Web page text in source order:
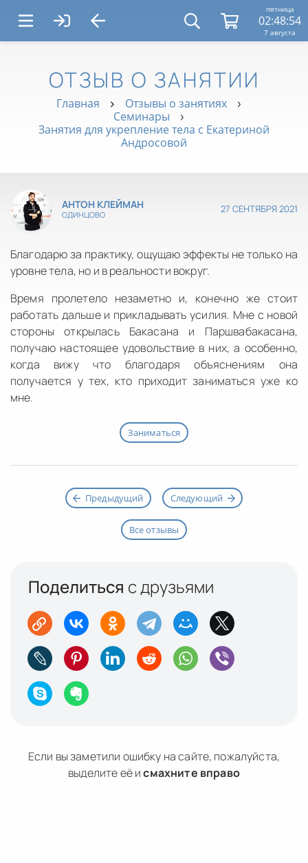
пятница
02:48:54
7 августа
ОТЗЫВ О ЗАНЯТИИ
Главная
Отзывы о занятиях
Семинары
Занятия для укрепление тела с Екатериной
Андросовой
АНТОН КЛЕЙМАН
ОДИНЦОВО 27 СЕНТЯБРЯ 2021
Благодарю за практику, ощущаю эффекты не только на
уровне тела, но и в реальности вокруг.
Время пролетело незаметно и, конечно же стоит
работать дальше и прикладывать усилия. Мне с новой
стороны открылась Бакасана и Паршвабакасана,
получаю настоящее удовольствие в них, а особенно,
когда вижу что благодаря объяснениям она
получается у тех, кто приходит заниматься уже ко
мне.
Заниматься
Предыдущий Следующий
Все отзывы
Поделиться с друзьями
Если вы заметили ошибку на сайте, пожалуйста,
выделите её исмахните вправо